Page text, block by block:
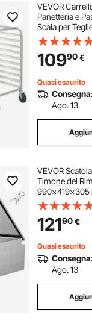
VEVOR
Panetteria e
Scala per
Commerciale
Stoccaggio in
Pane,
10990€
Quasi esaurito
Ago. 13
VEVOR
Timone del
990x419x305
Cassone
Rimorchio
Scatola di
per Camion
12190€
Quasi esaurito
Ago. 13